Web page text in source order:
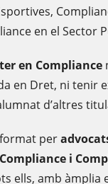
en el Sector
en Compliance
en Dret, ni tenir
d’altres
per
i
ells, amb àmplia